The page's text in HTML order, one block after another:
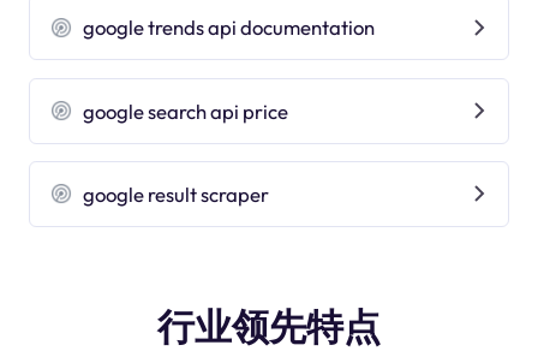
google trends api documentation
google search api price
google result scraper
行业领先特点